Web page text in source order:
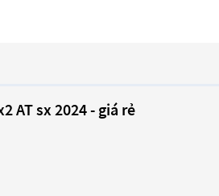
AT sx 2024 - giá rẻ